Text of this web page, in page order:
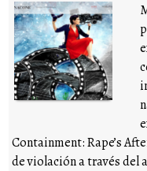
Containment: Rape’s
de violación a través del